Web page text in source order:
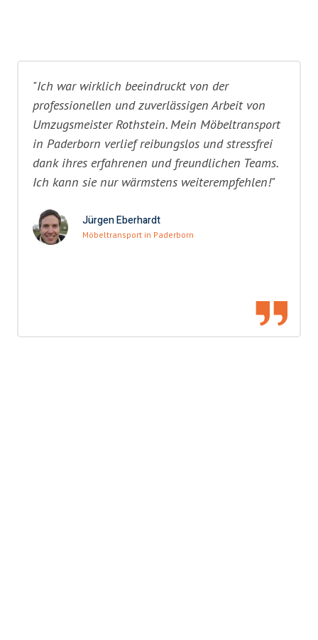
"Ich war wirklich beeindruckt von der
professionellen und zuverlässigen Arbeit von
Umzugsmeister Rothstein. Mein Möbeltransport
in Paderborn verlief reibungslos und stressfrei
dank ihres erfahrenen und freundlichen Teams.
Ich kann sie nur wärmstens weiterempfehlen!"
Jürgen Eberhardt
Möbeltransport in Paderborn